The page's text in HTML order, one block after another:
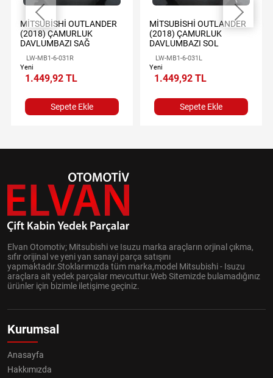
MİTSUBİSHİ OUTLANDER
(2018) ÇAMURLUK
DAVLUMBAZI SAĞ
LW-MB1-6-031R
Yeni
1.449,92 TL
Sepete Ekle
MİTSUBİSHİ OUTLANDER
(2018) ÇAMURLUK
DAVLUMBAZI SOL
LW-MB1-6-031L
Yeni
1.449,92 TL
Sepete Ekle
Elvan Otomotiv; Mitsubishi ve Isuzu marka araçların orjinal çıkma,
sıfır orijinal ve yeni yan sanayi parça satışını
yapmaktadır.Stoklarımızda tüm marka,model Mitsubishi - Isuzu
araçlara ait yedek parçalar mevcuttur.Web Sitemizde bulamadığınız
ürünler için bizimle iletişime geçiniz.
Kurumsal
Anasayfa
Hakkımızda